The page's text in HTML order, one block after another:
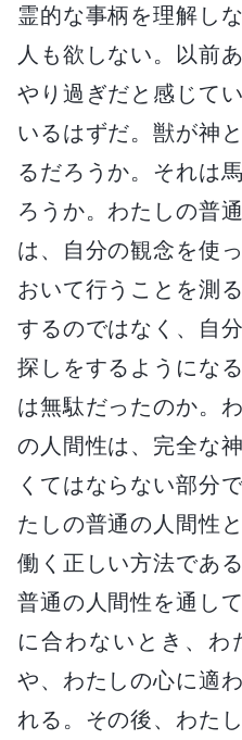
霊的な事柄を理解し
人も欲しない。以前
やり過ぎだと感じて
いるはずだ。獣が神
るだろうか。それは
ろうか。わたしの普
は、自分の観念を使
おいて行うことを測
するのではなく、自
探しをするようにな
は無駄だったのか。
の人間性は、完全な
くてはならない部分
たしの普通の人間性
働く正しい方法であ
普通の人間性を通し
に合わないとき、わ
や、わたしの心に適
れる。その後、わた